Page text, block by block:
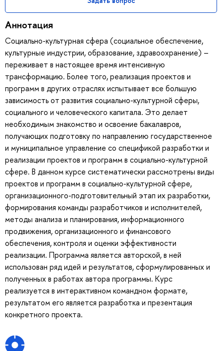
Аннотация
Социально-культурная сфера (социальное обеспечение,
культурные индустрии, образование, здравоохранение) –
переживает в настоящее время интенсивную
трансформацию. Более того, реализация проектов и
программ в других отраслях испытывает все большую
зависимость от развития социально-культурной сферы,
социального и человеческого капитала. Это делает
необходимым знакомство и освоение бакалавров,
получающих подготовку по направлению государственное
и муниципальное управление со спецификой разработки и
реализации проектов и программ в социально-культурной
сфере. В данном курсе систематически рассмотрены виды
проектов и программ в социально-культурной сфере,
организационного-подготовительный этап их разработки,
формирования команды разработчиков и исполнителей,
методы анализа и планирования, информационного
продвижения, организационного и финансового
обеспечения, контроля и оценки эффективности
реализации. Программа является авторской, в ней
использован ряд идей и результатов, сформулированных и
полученных в работах автора программы. Курс
реализуется в интерактивном командном формате,
результатом его является разработка и презентация
конкретного проекта.